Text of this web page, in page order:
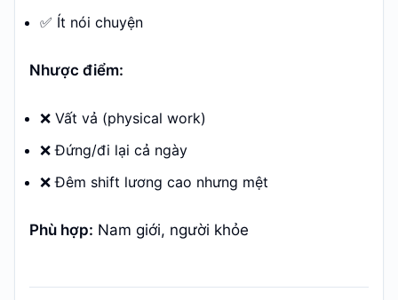
✅ Ít nói chuyện
Nhược điểm:
❌ Vất vả (physical work)
❌ Đứng/đi lại cả ngày
❌ Đêm shift lương cao nhưng mệt
Phù hợp: Nam giới, người khỏe